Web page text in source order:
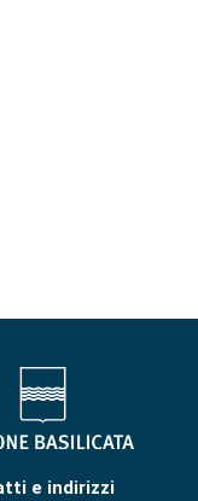
e indirizzi